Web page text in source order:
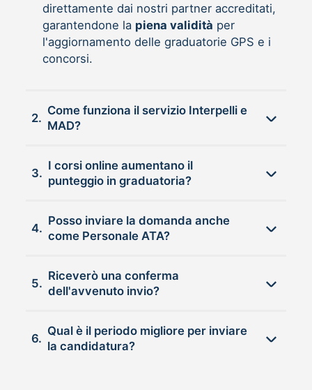
direttamente dai nostri partner accreditati,
garantendone la piena validità per
l'aggiornamento delle graduatorie GPS e i
concorsi.
2.
Come funziona il servizio Interpelli e
MAD?
3.
I corsi online aumentano il
punteggio in graduatoria?
4.
Posso inviare la domanda anche
come Personale ATA?
5.
Riceverò una conferma
dell'avvenuto invio?
6.
Qual è il periodo migliore per inviare
la candidatura?